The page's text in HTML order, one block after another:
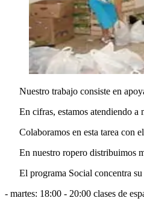
Nuestro trabajo consiste en
En cifras, estamos atendiendo a
Colaboramos en esta tarea con
En nuestro ropero distribuimos
El programa Social concentra
- martes: 18:00 - 20:00 clases de